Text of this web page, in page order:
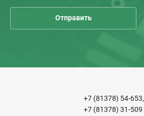
+7 (81378) 54-653,
+7 (81378) 31-509